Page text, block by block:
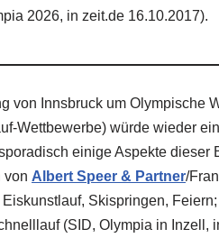
2026, in zeit.de 16.10.2017).
von Innsbruck um Olympische
Wettbewerbe) würde wieder
einige Aspekte dieser
von Albert Speer & Partner/
Skispringen, Feiern;
(SID, Olympia in Inzell,